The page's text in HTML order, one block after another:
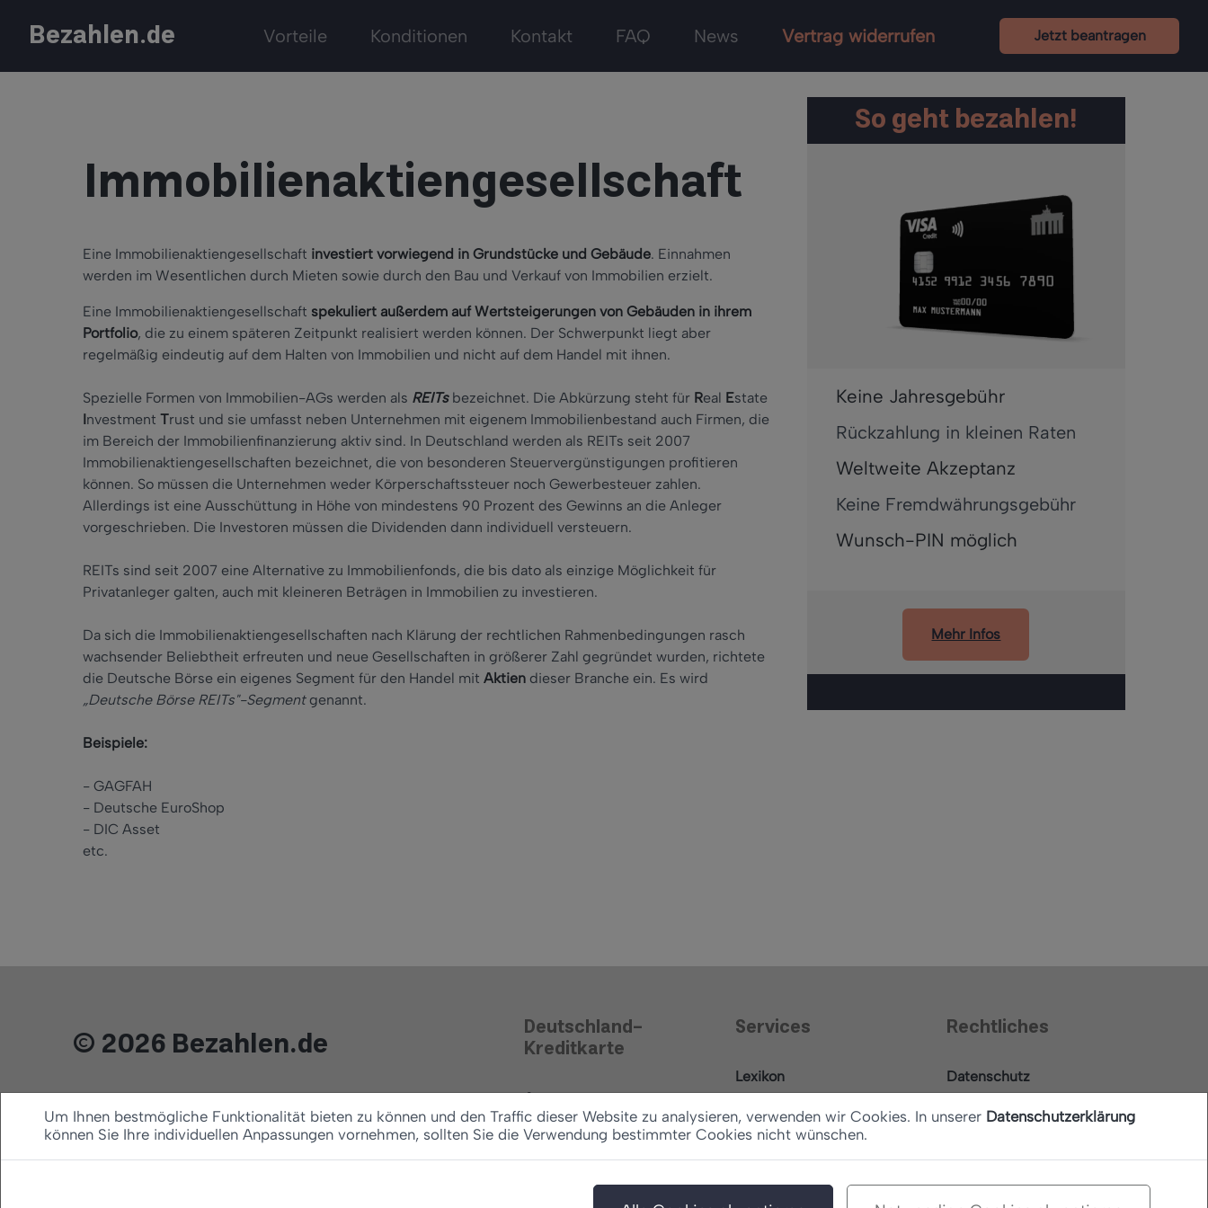
Bezahlen.de Vorteile Konditionen Kontakt FAQ News Vertrag widerrufen Jetzt beantragen
Immobilienaktiengesellschaft
Eine Immobilienaktiengesellschaft investiert vorwiegend in Grundstücke und Gebäude. Einnahmen
werden im Wesentlichen durch Mieten sowie durch den Bau und Verkauf von Immobilien erzielt.
Eine Immobilienaktiengesellschaft spekuliert außerdem auf Wertsteigerungen von Gebäuden in ihrem
Portfolio, die zu einem späteren Zeitpunkt realisiert werden können. Der Schwerpunkt liegt aber
regelmäßig eindeutig auf dem Halten von Immobilien und nicht auf dem Handel mit ihnen.
Spezielle Formen von Immobilien-AGs werden als REITsbezeichnet. Die Abkürzung steht für Real Estate
nvestment Trust und sie umfasst neben Unternehmen mit eigenem Immobilienbestand auch Firmen, die
im Bereich der Immobilienfinanzierung aktiv sind. In Deutschland werden als REITs seit 2007
Immobilienaktiengesellschaften bezeichnet, die von besonderen Steuervergünstigungen profitieren
können. So müssen die Unternehmen weder Körperschaftssteuer noch Gewerbesteuer zahlen.
Allerdings ist eine Ausschüttung in Höhe von mindestens 90 Prozent des Gewinns an die Anleger
vorgeschrieben. Die Investoren müssen die Dividenden dann individuell versteuern.
REITs sind seit 2007 eine Alternative zu Immobilienfonds, die bis dato als einzige Möglichkeit für
Privatanleger galten, auch mit kleineren Beträgen in Immobilien zu investieren.
Da sich die Immobilienaktiengesellschaften nach Klärung der rechtlichen Rahmenbedingungen rasch
wachsender Beliebtheit erfreuten und neue Gesellschaften in größerer Zahl gegründet wurden, richtete
die Deutsche Börse ein eigenes Segment für den Handel mit Aktien dieser Branche ein. Es wird
„Deutsche Börse REITs"-Segmentgenannt.
Beispiele:
- GAGFAH
- Deutsche EuroShop
- DIC Asset
etc.
So geht bezahlen!
Keine Jahresgebühr
Rückzahlung in kleinen Raten
Weltweite Akzeptanz
Keine Fremdwährungsgebühr
Wunsch-PIN möglich
Mehr Infos
© 2026 Bezahlen.de Deutschland-
Kreditkarte
Antrag
Konditionen
Vertrag widerrufen
Services
Lexikon
Ratgeber
Rechtliches
Datenschutz
Barrierefreiheitserklärung
Um Ihnen bestmögliche Funktionalität bieten zu können und den Traffic dieser Website zu analysieren, verwenden wir Cookies. In unserer Datenschutzerklärung
können Sie Ihre individuellen Anpassungen vornehmen, sollten Sie die Verwendung bestimmter Cookies nicht wünschen.